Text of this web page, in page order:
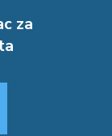
za